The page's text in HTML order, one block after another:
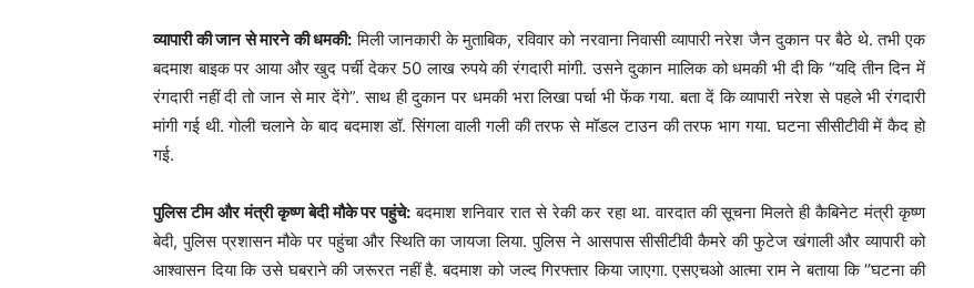
व्यापारी की जान से मारने की धमकी: मिली जानकारी के मुताबिक, रविवार को नरवाना निवासी व्यापारी नरेश जैन दुकान पर बैठे थे. तभी एक
बदमाश बाइक पर आया और खुद पर्ची देकर 50 लाख रुपये की रंगदारी मांगी. उसने दुकान मालिक को धमकी भी दी कि “यदि तीन दिन में
रंगदारी नहीं दी तो जान से मार देंगे”. साथ ही दुकान पर धमकी भरा लिखा पर्चा भी फेंक गया. बता दें कि व्यापारी नरेश से पहले भी रंगदारी
मांगी गई थी. गोली चलाने के बाद बदमाश डॉ. सिंगला वाली गली की तरफ से मॉडल टाउन की तरफ भाग गया. घटना सीसीटीवी में कैद हो
गई.
पुलिस टीम और मंत्री कृष्ण बेदी मौके पर पहुंचे: बदमाश शनिवार रात से रेकी कर रहा था. वारदात की सूचना मिलते ही कैबिनेट मंत्री कृष्ण
बेदी, पुलिस प्रशासन मौके पर पहुंचा और स्थिति का जायजा लिया. पुलिस ने आसपास सीसीटीवी कैमरे की फुटेज खंगाली और व्यापारी को
आश्वासन दिया कि उसे घबराने की जरूरत नहीं है. बदमाश को जल्द गिरफ्तार किया जाएगा. एसएचओ आत्मा राम ने बताया कि “घटना की